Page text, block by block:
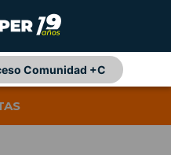
Comunidad +C